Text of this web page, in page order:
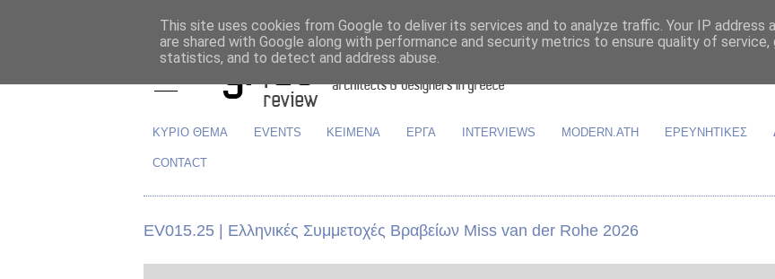
ΚΥΡΙΟ ΘΕΜΑ EVENTS ΚΕΙΜΕΝΑ ΕΡΓΑ INTERVIEWS MODERN.ATH ΕΡΕΥΝΗΤΙΚΕΣ
CONTACT
EV015.25 | Ελληνικές Συμμετοχές Βραβείων Miss van der Rohe 2026
This site uses cookies from Google to deliver its services and to analyze traffic. Your IP address
are shared with Google along with performance and security metrics to ensure quality of service,
statistics, and to detect and address abuse.